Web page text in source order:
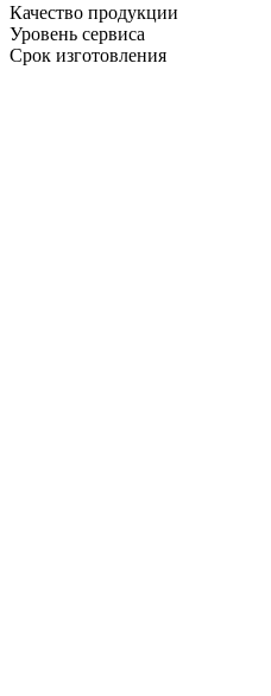
Качество продукции
Уровень сервиса
Срок изготовления